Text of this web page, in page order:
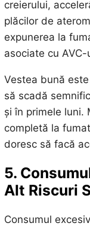
creierului,
plăcilor de
expunerea la
asociate cu AVC-
Vestea bună
să scadă
și în primele luni.
completă la
doresc să facă
5.
Alt Riscuri
Consumul